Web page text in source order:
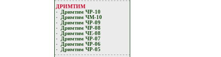
ДРИМТИМ
Дримтим ЧР-10
Дримтим ЧМ-10
Дримтим ЧР-09
Дримтим ЧР-08
Дримтим ЧЕ-08
Дримтим ЧР-07
Дримтим ЧР-06
Дримтим ЧР-05